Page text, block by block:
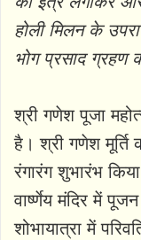
होली मिलन के
भोग प्रसाद
श्री गणेश पूजा
है। श्री गणेश मूर्ति
रंगारंग शुभारंभ
वार्ष्णेय मंदिर में
शोभायात्रा में